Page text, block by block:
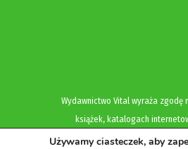
Wydawnictwo Vital wyraża
książek, katalogach
Używamy ciasteczek, aby